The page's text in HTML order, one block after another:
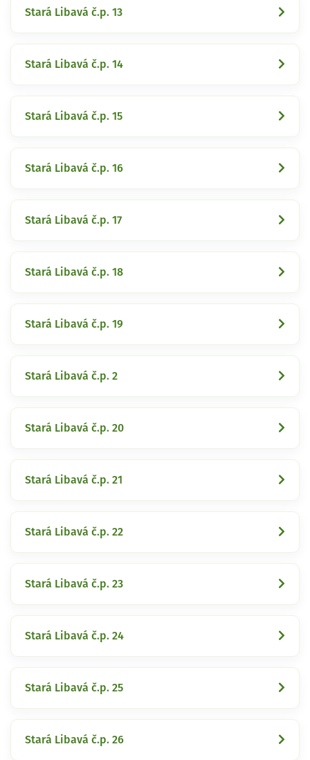
Stará Libavá č.p. 13
Stará Libavá č.p. 14
Stará Libavá č.p. 15
Stará Libavá č.p. 16
Stará Libavá č.p. 17
Stará Libavá č.p. 18
Stará Libavá č.p. 19
Stará Libavá č.p. 2
Stará Libavá č.p. 20
Stará Libavá č.p. 21
Stará Libavá č.p. 22
Stará Libavá č.p. 23
Stará Libavá č.p. 24
Stará Libavá č.p. 25
Stará Libavá č.p. 26